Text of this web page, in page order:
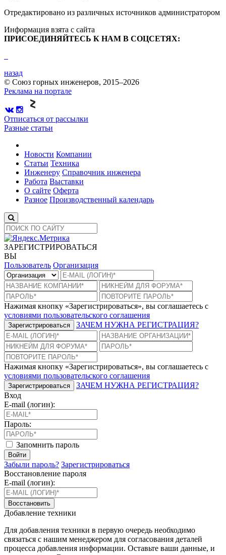
Отредактировано из различных источников администратором
Информация взята с сайта
ПРИСОЕДИНЯЙТЕСЬ К НАМ В СОЦСЕТЯХ:
назад
© Союз горных инженеров, 2015–2026
Реклама на портале
Отписаться от рассылки
Разные статьи
Новости Компании
Статьи Техника
Инженеру Справочник инженера
Работа Выставки
О сайте Оферта
Разное Производственный календарь
ЗАРЕГИСТРИРОВАТЬСЯ
ВЫ
Пользователь Организация
Нажимая кнопку «Зарегистрироваться», вы соглашаетесь с
условиями пользовательского соглашения
Зарегистрироваться ЗАЧЕМ НУЖНА РЕГИСТРАЦИЯ?
Нажимая кнопку «Зарегистрироваться», вы соглашаетесь с
условиями пользовательского соглашения
Зарегистрироваться
ЗАЧЕМ НУЖНА РЕГИСТРАЦИЯ?
Вход
E-mail (логин):
Пароль:
Запомнить пароль
Войти
Забыли пароль? Зарегистрироваться
Восстановление пароля
E-mail (логин):
Восстановить
Добавление техники
Для добавления техники в первую очередь необходимо
связаться с нашим менеджером для согласования деталей
процесса добавления информации. Оставьте ваши данные, и